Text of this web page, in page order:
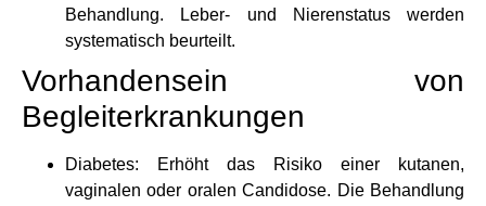
Behandlung. Leber- und Nierenstatus werden
systematisch beurteilt.
Vorhandensein von
Begleiterkrankungen
Diabetes: Erhöht das Risiko einer kutanen,
vaginalen oder oralen Candidose. Die Behandlung